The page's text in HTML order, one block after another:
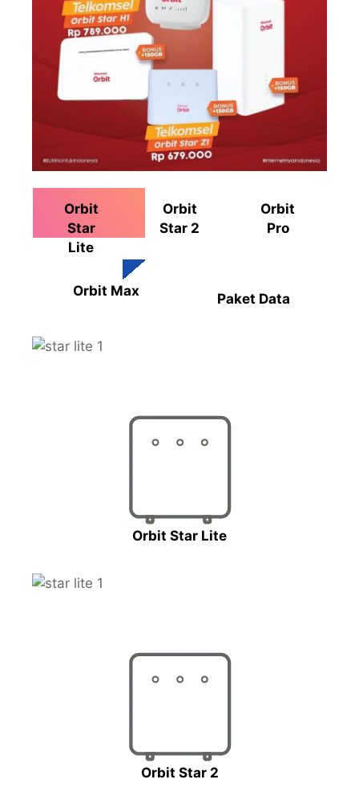
Orbit
Star
Lite
Orbit
Star 2
Orbit
Pro
Orbit Max Paket Data
Orbit Star Lite
Orbit Star 2